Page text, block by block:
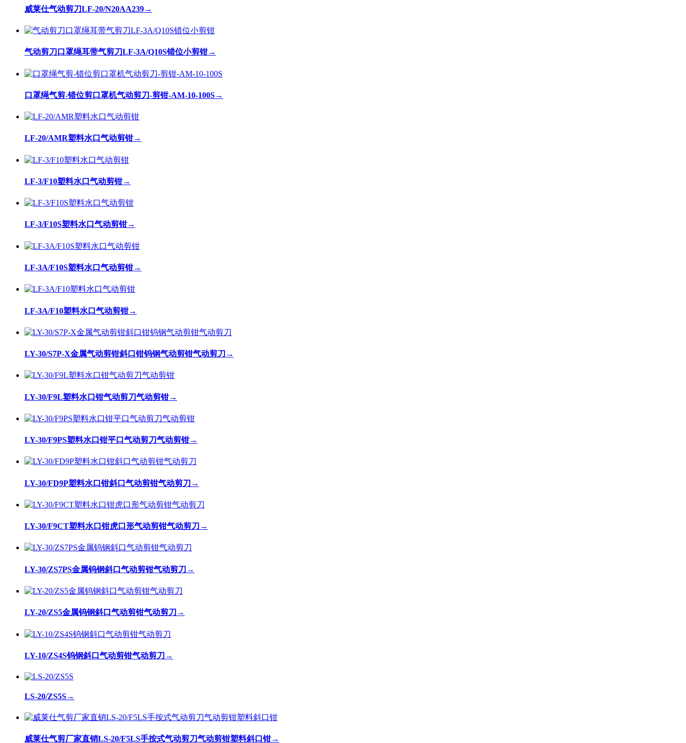
威莱仕气动剪刀LF-20/N20AA239→
气动剪刀口罩绳耳带气剪刀LF-3A/Q10S错位小剪钳→
口罩绳气剪-错位剪口罩机气动剪刀-剪钳-AM-10-100S→
LF-20/AMR塑料水口气动剪钳→
LF-3/F10塑料水口气动剪钳→
LF-3/F10S塑料水口气动剪钳→
LF-3A/F10S塑料水口气动剪钳→
LF-3A/F10塑料水口气动剪钳→
LY-30/S7P-X金属气动剪钳斜口钳钨钢气动剪钳气动剪刀 →
LY-30/F9L塑料水口钳气动剪刀气动剪钳→
LY-30/F9PS塑料水口钳平口气动剪刀气动剪钳→
LY-30/FD9P塑料水口钳斜口气动剪钳气动剪刀 →
LY-30/F9CT塑料水口钳虎口形气动剪钳气动剪刀 →
LY-30/ZS7PS金属钨钢斜口气动剪钳气动剪刀 →
LY-20/ZS5金属钨钢斜口气动剪钳气动剪刀 →
LY-10/ZS4S钨钢斜口气动剪钳气动剪刀 →
LS-20/ZS5S→
威莱仕气剪厂家直销LS-20/F5LS手按式气动剪刀气动剪钳塑料斜口钳→